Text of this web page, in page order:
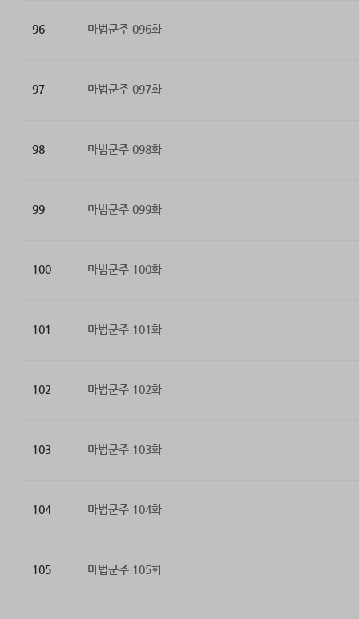
96 마법군주 096화
97 마법군주 097화
98 마법군주 098화
99 마법군주 099화
100 마법군주 100화
101 마법군주 101화
102 마법군주 102화
103 마법군주 103화
104 마법군주 104화
105 마법군주 105화